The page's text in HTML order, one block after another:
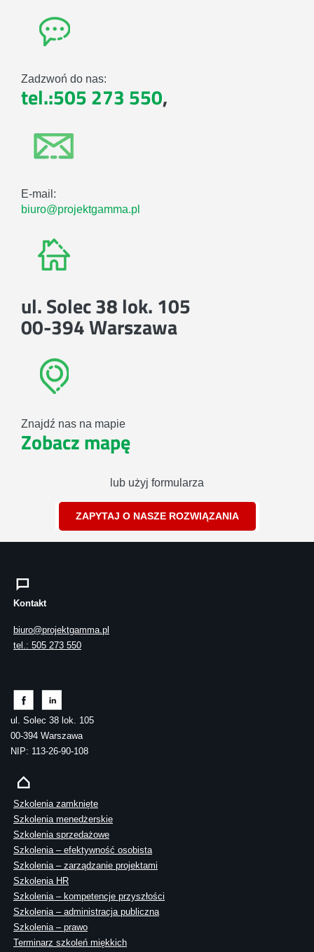
Zadzwoń do nas:
tel.:505 273 550,
E-mail:
biuro@projektgamma.pl
ul. Solec 38 lok. 105
00-394 Warszawa
Znajdź nas na mapie
Zobacz mapę
lub użyj formularza
ZAPYTAJ O NASZE ROZWIĄZANIA
Kontakt
biuro@projektgamma.pl
tel.: 505 273 550
ul. Solec 38 lok. 105
00-394 Warszawa
NIP: 113-26-90-108
Szkolenia zamknięte
Szkolenia menedżerskie
Szkolenia sprzedażowe
Szkolenia – efektywność osobista
Szkolenia – zarządzanie projektami
Szkolenia HR
Szkolenia – kompetencje przyszłości
Szkolenia – administracja publiczna
Szkolenia – prawo
Terminarz szkoleń miękkich